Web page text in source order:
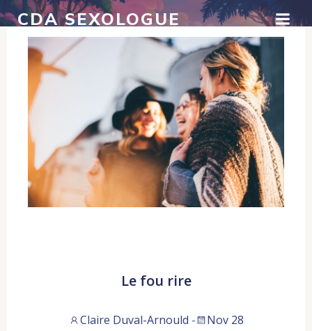
Aller
au
contenu
CDA SEXOLOGUE
Le fou rire
Claire Duval-Arnould -
Nov 28